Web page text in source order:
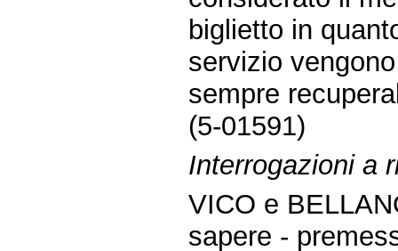
biglietto in
servizio
sempre
(5-01591)
Interrogazioni a
VICO e
sapere -